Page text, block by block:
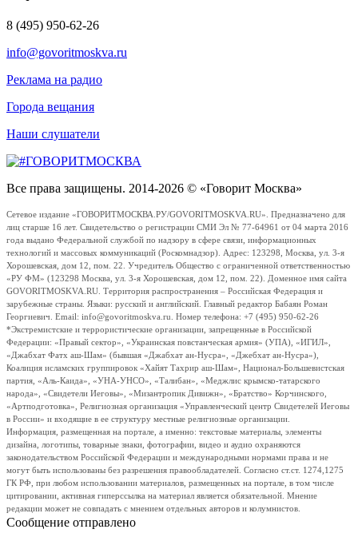
8 (495) 950-62-26
info@govoritmoskva.ru
Реклама на радио
Города вещания
Наши слушатели
Все права защищены. 2014-2026 © «Говорит Москва»
Сетевое издание «ГОВОРИТМОСКВА.РУ/GOVORITMOSKVA.RU». Предназначено для
лиц старше 16 лет. Свидетельство о регистрации СМИ Эл № 77-64961 от 04 марта 2016
года выдано Федеральной службой по надзору в сфере связи, информационных
технологий и массовых коммуникаций (Роскомнадзор). Адрес: 123298, Москва, ул. 3-я
Хорошевская, дом 12, пом. 22. Учредитель Общество с ограниченной ответственностью
«РУ ФМ» (123298 Москва, ул. 3-я Хорошевская, дом 12, пом. 22). Доменное имя сайта
GOVORITMOSKVA.RU. Территория распространения – Российская Федерация и
зарубежные страны. Языки: русский и английский. Главный редактор Бабаян Роман
Георгиевич. Email: info@govoritmoskva.ru. Номер телефона: +7 (495) 950-62-26
*Экстремистские и террористические организации, запрещенные в Российской
Федерации: «Правый сектор», «Украинская повстанческая армия» (УПА), «ИГИЛ»,
«Джабхат Фатх аш-Шам» (бывшая «Джабхат ан-Нусра», «Джебхат ан-Нусра»),
Коалиция исламских группировок «Хайят Тахрир аш-Шам», Национал-Большевистская
партия, «Аль-Каида», «УНА-УНСО», «Талибан», «Меджлис крымско-татарского
народа», «Свидетели Иеговы», «Мизантропик Дивижн», «Братство» Корчинского,
«Артподготовка», Религиозная организация «Управленческий центр Свидетелей Иеговы
в России» и входящие в ее структуру местные религиозные организации.
Информация, размещенная на портале, а именно: текстовые материалы, элементы
дизайна, логотипы, товарные знаки, фотографии, видео и аудио охраняются
законодательством Российской Федерации и международными нормами права и не
могут быть использованы без разрешения правообладателей. Согласно ст.ст. 1274,1275
ГК РФ, при любом использовании материалов, размещенных на портале, в том числе
цитировании, активная гиперссылка на материал является обязательной. Мнение
редакции может не совпадать с мнением отдельных авторов и колумнистов.
Сообщение отправлено